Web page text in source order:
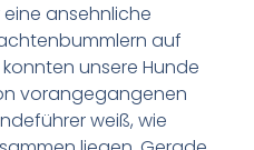
ansehnliche
auf
konnten unsere Hunde
vorangegangenen
weiß, wie